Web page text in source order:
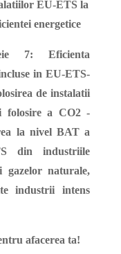
EU-ETS la
energetice
7: Eficienta
in EU-ETS-
de instalatii
folosire a CO2 -
la nivel BAT a
din industriile
gazelor naturale,
industrii intens
afacerea ta!